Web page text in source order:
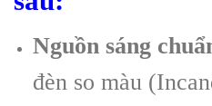
Nguồn sáng
đèn so màu